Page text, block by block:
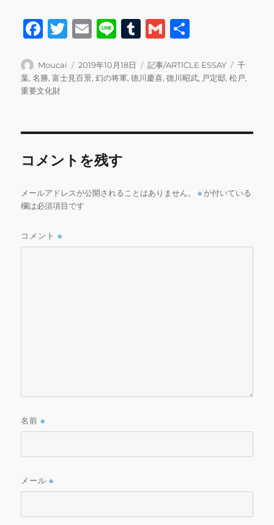
F
c
e
o
k
T
it
te
E
ai
l
Li
e
T
m
bl
G
ai
l
投
稿
者
Moucai
投
稿
2019年10月18日
カ
テ
記事/ARTICLE ESSAY
タ
グ
千
葉,名勝,富士見百景,幻の将軍,徳川慶喜,徳川昭武, 戸定邸,松戸,
重要文化財
コメントを残す
メールアドレスが公開されることはありません。 ※ が付いている
欄は必須項目です
コメント※
名前※
メール※